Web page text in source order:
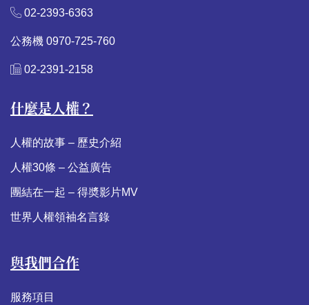
02-2393-6363
公務機 0970-725-760
02-2391-2158
什麼是人權？
人權的故事 – 歷史介紹
人權30條 – 公益廣告
團結在一起 – 得奬影片MV
世界人權領袖名言錄
與我們合作
服務項目